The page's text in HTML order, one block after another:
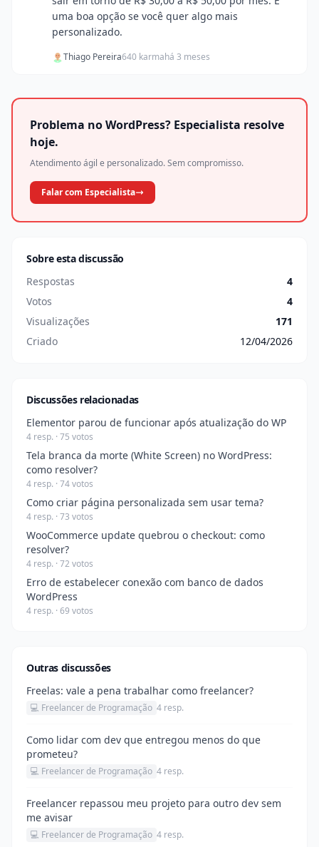
uma boa opção se você quer algo mais
personalizado.
Thiago Pereira640 karmahá 3 meses
Problema no WordPress? Especialista resolve
hoje.
Atendimento ágil e personalizado. Sem compromisso.
Falar com Especialista
Sobre esta discussão
Respostas
4
Votos
4
Visualizações
171
Criado
12/04/2026
Discussões relacionadas
Elementor parou de funcionar após atualização do WP
4 resp. · 75 votos
Tela branca da morte (White Screen) no WordPress:
como resolver?
4 resp. · 74 votos
Como criar página personalizada sem usar tema?
4 resp. · 73 votos
WooCommerce update quebrou o checkout: como
resolver?
4 resp. · 72 votos
Erro de estabelecer conexão com banco de dados
WordPress
4 resp. · 69 votos
Outras discussões
Freelas: vale a pena trabalhar como freelancer?
💻 Freelancer de Programação 4 resp.
Como lidar com dev que entregou menos do que
prometeu?
💻 Freelancer de Programação 4 resp.
Freelancer repassou meu projeto para outro dev sem
me avisar
💻 Freelancer de Programação 4 resp.